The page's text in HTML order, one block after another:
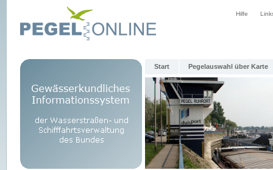
Hilfe
Start Pegelauswahl über Karte